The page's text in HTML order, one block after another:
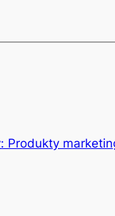
Produkty